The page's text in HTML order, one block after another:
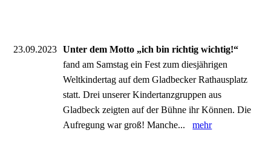
23.09.2023
Unter dem Motto „ich bin richtig wichtig!“
fand am Samstag ein Fest zum diesjährigen
Weltkindertag auf dem Gladbecker Rathausplatz
statt. Drei unserer Kindertanzgruppen aus
Gladbeck zeigten auf der Bühne ihr Können. Die
Aufregung war groß! Manche...mehr